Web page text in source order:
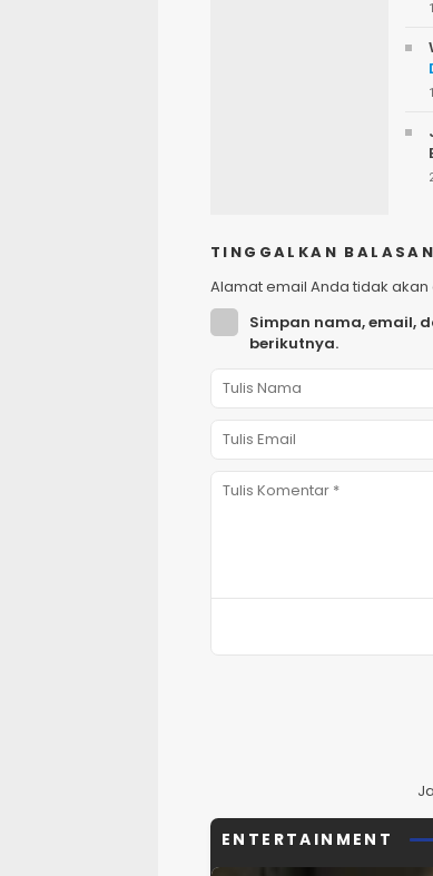
TINGGALKAN BALASAN
Alamat email Anda tidak akan
Simpan nama, email,
berikutnya.
ENTERTAINMENT